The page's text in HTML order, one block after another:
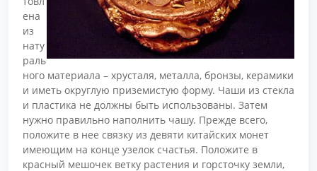
ена
из
нату
раль
ного материала – хрусталя, металла, бронзы, керамики
и иметь округлую приземистую форму. Чаши из стекла
и пластика не должны быть использованы. Затем
нужно правильно наполнить чашу. Прежде всего,
положите в нее связку из девяти китайских монет
имеющим на конце узелок счастья. Положите в
красный мешочек ветку растения и горсточку земли,